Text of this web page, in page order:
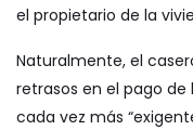
el propietario de la
Naturalmente, el
retrasos en el pago de
cada vez más